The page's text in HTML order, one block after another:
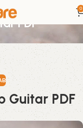
0
PDF
Guitar PDF